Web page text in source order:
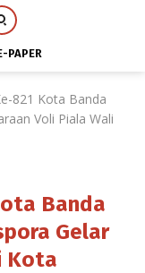
PAPER
821 Kota Banda
Voli Piala Wali
Banda
Gelar
Kota